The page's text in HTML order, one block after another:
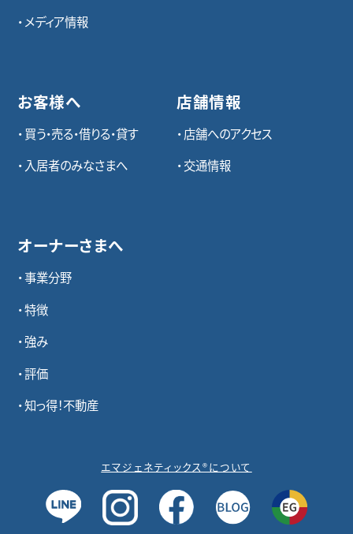
メディア情報
お客様へ
買う・売る・借りる・貸す
入居者のみなさまへ
オーナーさまへ
事業分野
特徴
強み
評価
知っ得！不動産
店舗情報
店舗へのアクセス
交通情報
エマジェネティックス®について